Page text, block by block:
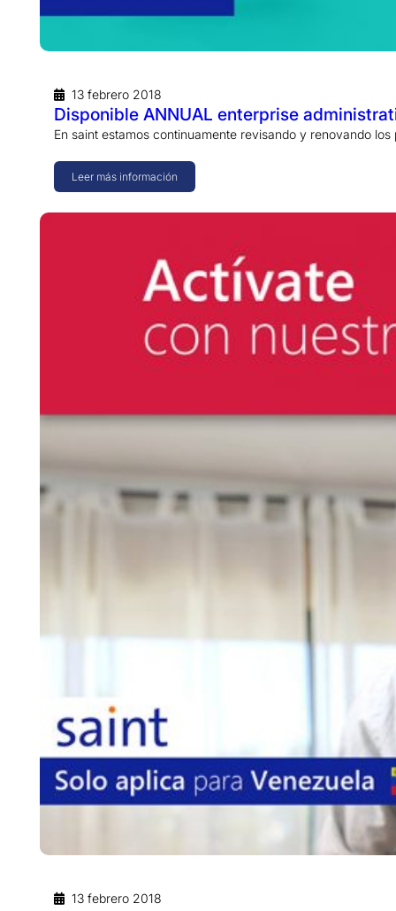
13 febrero 2018
Disponible ANNUAL enterprise
En saint estamos continuamente revisando y renovando
Leer más información
13 febrero 2018